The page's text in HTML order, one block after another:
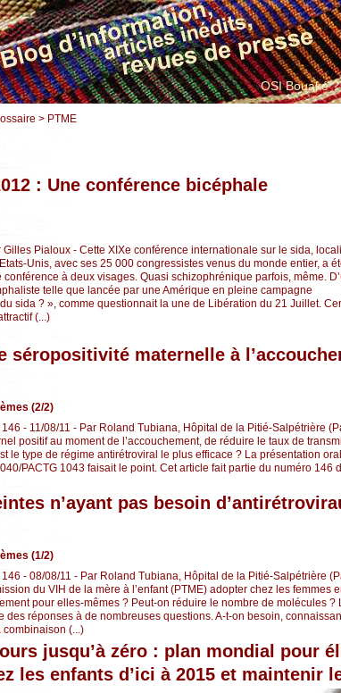
OSI Bouaké ?
> PTME
: Une conférence bicéphale
Gilles Pialoux - Cette XIXe conférence internationale sur le sida,
Unis, avec ses 25 000 congressistes venus du monde entier, a
à deux visages. Quasi schizophrénique parfois, même.
telle que lancée par une Amérique en pleine campagne
sida ? », comme questionnait la une de Libération du 21 Juillet.
(...)
séropositivité maternelle à
(2/2)
- 11/08/11 - Par Roland Tubiana, Hôpital de la Pitié-Salpétrière
positif au moment de l’accouchement, de réduire le taux de
le type de régime antirétroviral le plus efficace ? La présentation
PACTG 1043 faisait le point. Cet article fait partie du numéro 146
n’ayant pas besoin
(1/2)
- 08/08/11 - Par Roland Tubiana, Hôpital de la Pitié-Salpétrière
du VIH de la mère à l’enfant (PTME) adopter chez les femmes
pour elles-mêmes ? Peut-on réduire le nombre de molécules ?
des réponses à de nombreuses questions. A-t-on besoin,
combinaison (...)
jusqu’à zéro : plan mondial pour
les enfants d’ici à 2015 et maintenir